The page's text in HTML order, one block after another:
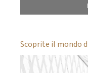
Scoprite il mondo